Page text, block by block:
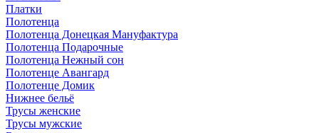
Платки
Полотенца
Полотенца Донецкая Мануфактура
Полотенца Подарочные
Полотенца Нежный сон
Полотенце Авангард
Полотенце Домик
Нижнее бельё
Трусы женские
Трусы мужские